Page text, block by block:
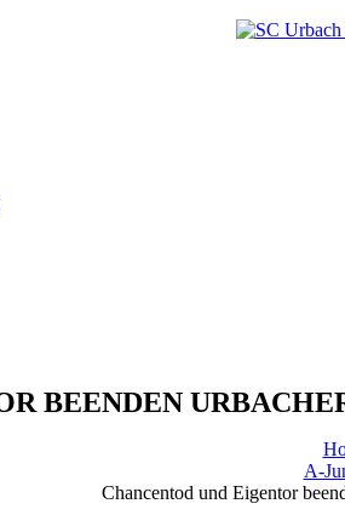
BEENDEN
A-
Chancentod und Eigentor